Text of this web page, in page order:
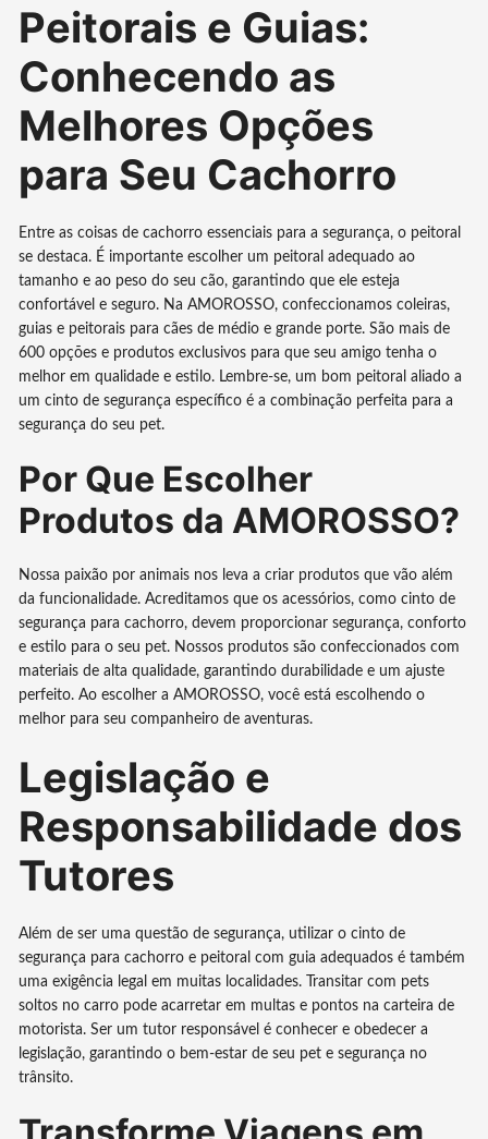
Peitorais e Guias:
Conhecendo as
Melhores Opções
para Seu Cachorro
Entre as coisas de cachorro essenciais para a segurança, o peitoral
se destaca. É importante escolher um peitoral adequado ao
tamanho e ao peso do seu cão, garantindo que ele esteja
confortável e seguro. Na AMOROSSO, confeccionamos coleiras,
guias e peitorais para cães de médio e grande porte. São mais de
600 opções e produtos exclusivos para que seu amigo tenha o
melhor em qualidade e estilo. Lembre-se, um bom peitoral aliado a
um cinto de segurança específico é a combinação perfeita para a
segurança do seu pet.
Por Que Escolher
Produtos da AMOROSSO?
Nossa paixão por animais nos leva a criar produtos que vão além
da funcionalidade. Acreditamos que os acessórios, como cinto de
segurança para cachorro, devem proporcionar segurança, conforto
e estilo para o seu pet. Nossos produtos são confeccionados com
materiais de alta qualidade, garantindo durabilidade e um ajuste
perfeito. Ao escolher a AMOROSSO, você está escolhendo o
melhor para seu companheiro de aventuras.
Legislação e
Responsabilidade dos
Tutores
Além de ser uma questão de segurança, utilizar o cinto de
segurança para cachorro e peitoral com guia adequados é também
uma exigência legal em muitas localidades. Transitar com pets
soltos no carro pode acarretar em multas e pontos na carteira de
motorista. Ser um tutor responsável é conhecer e obedecer a
legislação, garantindo o bem-estar de seu pet e segurança no
trânsito.